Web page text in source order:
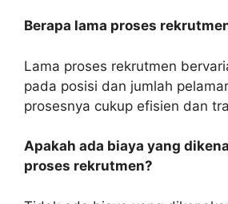
Berapa lama proses
Lama proses rekrutmen
pada posisi dan jumlah
prosesnya cukup efisien dan
Apakah ada biaya yang
proses rekrutmen?